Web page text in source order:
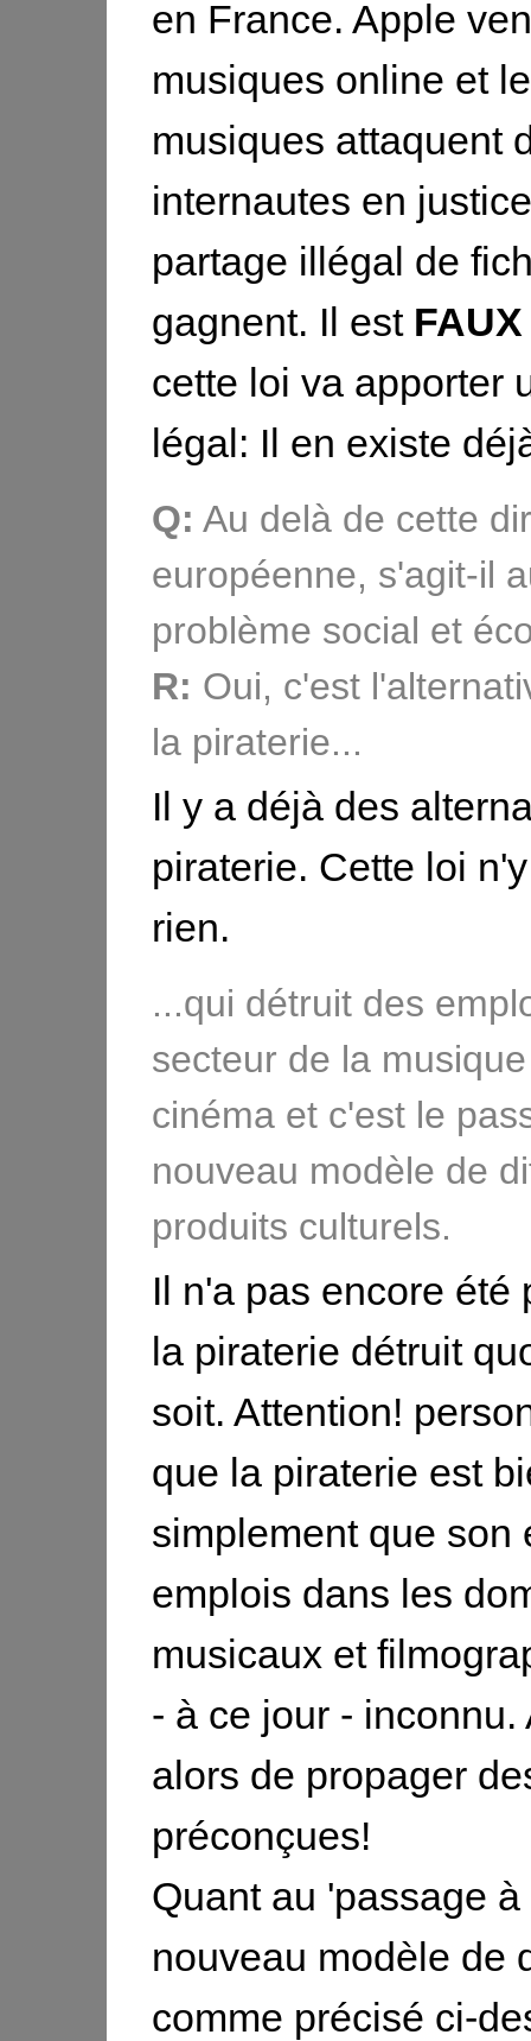
en France. Apple
musiques online et
musiques attaquent
internautes en
partage illégal de
gagnent. Il est FAUX
cette loi va apporter
légal: Il en existe
Q: Au delà de cette
européenne, s'agit-il
problème social et
R: Oui, c'est
la piraterie...
Il y a déjà des
piraterie. Cette loi
rien.
...qui détruit des
secteur de la
cinéma et c'est le
nouveau modèle de
produits culturels.
Il n'a pas encore été
la piraterie détruit
soit. Attention!
que la piraterie est
simplement que son
emplois dans les
musicaux et
- à ce jour - inconnu.
alors de propager
préconçues!
Quant au 'passage à
nouveau modèle de
comme précisé ci-